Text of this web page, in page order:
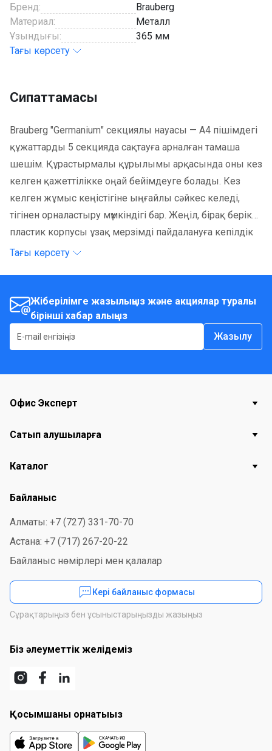
Бренд:
Brauberg
Материал:
Металл
Ұзындығы:
365 мм
Тағы көрсету
Сипаттамасы
Brauberg "Germanium" секциялы науасы — А4 пішімдегі
құжаттарды 5 секцияда сақтауға арналған тамаша
шешім. Құрастырмалы құрылымы арқасында оны кез
келген қажеттілікке оңай бейімдеуге болады. Кез
келген жұмыс кеңістігіне ыңғайлы сәйкес келеді,
тігінен орналастыру мүмкіндігі бар. Жеңіл, бірақ берік
пластик корпусы ұзақ мерзімді пайдалануға кепілдік
береді, ал стильді дизайны кез келген интерьерге
материалдарыңызды тиімді ұйымдастыруға
көмектеседі.
Тағы көрсету
Жіберілімге жазылыңыз және акциялар туралы
бірінші хабар алыңыз
Жазылу
Офис Эксперт
Сатып алушыларға
Каталог
Байланыс
Алматы: +7 (727) 331-70-70
Астана: +7 (717) 267-20-22
Байланыс нөмірлері мен қалалар
Кері байланыс формасы
Сұрақтарыңыз бен ұсыныстарыңызды жазыңыз
Біз әлеуметтік желідеміз
Қосымшаны орнатыңыз